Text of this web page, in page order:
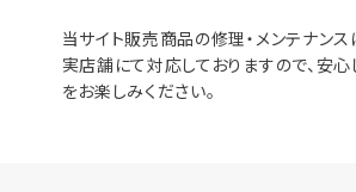
当サイト販売商品の修理・メンテナンス
実店舗にて対応しておりますので、安心
をお楽しみください。